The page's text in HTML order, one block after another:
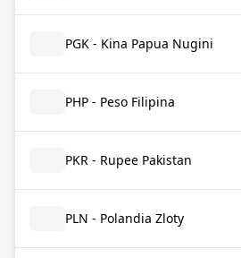
PGK - Kina Papua Nugini
PHP - Peso Filipina
PKR - Rupee Pakistan
PLN - Polandia Zloty